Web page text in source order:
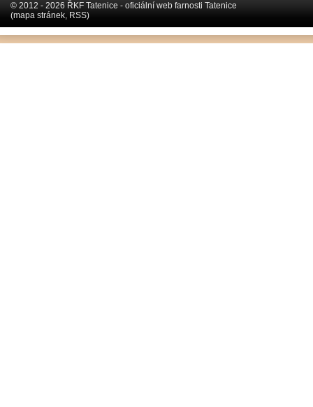
© 2012 - 2026 ŘKF Tatenice - oficiální web farnosti Tatenice
(mapa stránek, RSS)